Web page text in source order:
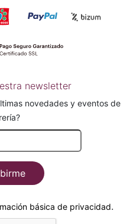
newsletter
novedades y eventos de
básica de privacidad.